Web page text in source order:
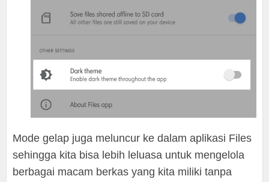
Mode gelap juga meluncur ke dalam aplikasi Files
sehingga kita bisa lebih leluasa untuk mengelola
berbagai macam berkas yang kita miliki tanpa